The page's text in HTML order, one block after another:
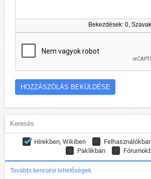
Bekezdések: 0,
Hírekben, Wikiben
Paklikban
További keresési lehetőségek